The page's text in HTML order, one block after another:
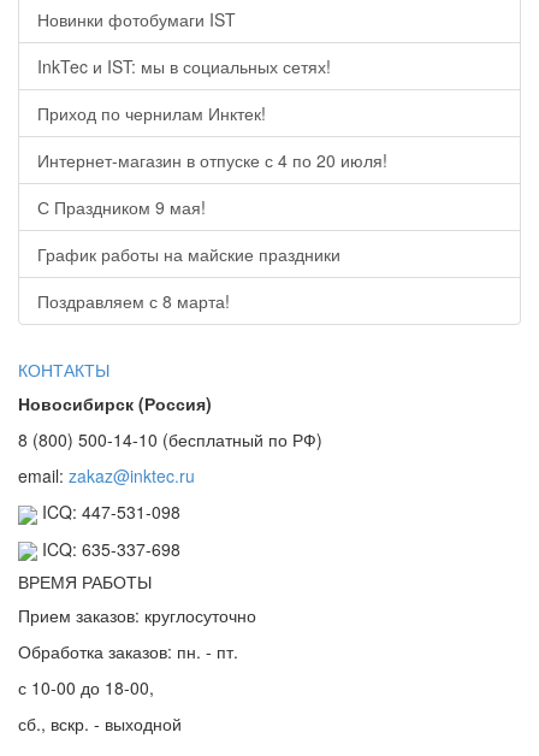
Новинки фотобумаги IST
InkTec и IST: мы в социальных сетях!
Приход по чернилам Инктек!
Интернет-магазин в отпуске с 4 по 20 июля!
С Праздником 9 мая!
График работы на майские праздники
Поздравляем с 8 марта!
КОНТАКТЫ
Новосибирск (Россия)
8 (800) 500-14-10 (бесплатный по РФ)
email: zakaz@inktec.ru
ICQ: 447-531-098
ICQ: 635-337-698
ВРЕМЯ РАБОТЫ
Прием заказов: круглосуточно
Обработка заказов: пн. - пт.
с 10-00 до 18-00,
сб., вскр. - выходной